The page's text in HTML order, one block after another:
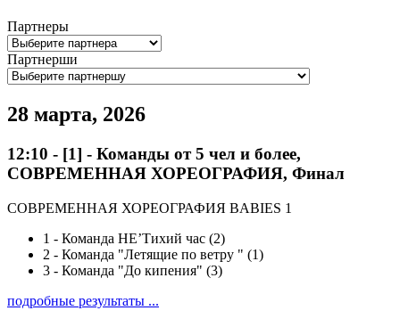
Партнеры
Партнерши
28 марта, 2026
12:10 - [1] - Команды от 5 чел и более,
СОВРЕМЕННАЯ ХОРЕОГРАФИЯ, Финал
СОВРЕМЕННАЯ ХОРЕОГРАФИЯ BABIES 1
1 - Команда НЕ’Тихий час (2)
2 - Команда "Летящие по ветру " (1)
3 - Команда "До кипения" (3)
подробные результаты ...